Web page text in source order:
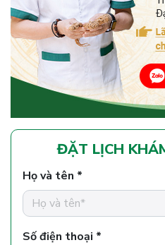
ĐẶT LỊCH
Họ và tên *
Số điện thoại *